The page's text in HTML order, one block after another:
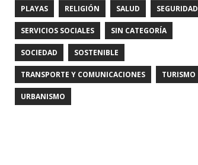
PLAYAS RELIGIÓN SALUD SEGURIDAD
SERVICIOS SOCIALES SIN CATEGORÍA
SOCIEDAD SOSTENIBLE
TRANSPORTE Y COMUNICACIONES TURISMO
URBANISMO